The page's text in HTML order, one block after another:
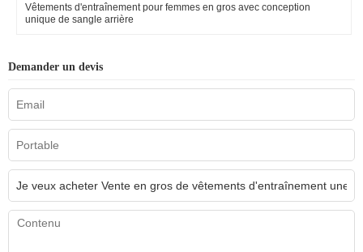
Vêtements d'entraînement pour femmes en gros avec conception
unique de sangle arrière
Demander un devis